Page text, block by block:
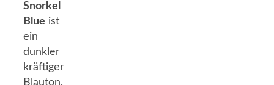
Snorkel
Blue ist
ein
dunkler
kräftiger
Blauton,